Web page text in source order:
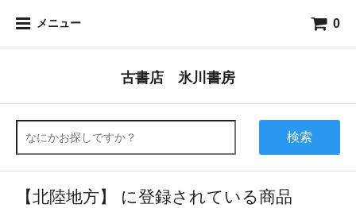
メニュー 0
古書店 氷川書房
検索
【北陸地方】 に登録されている商品